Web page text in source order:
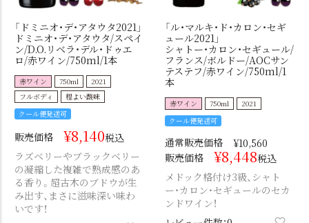
「ドミニオ・デ・アタウタ2021」
ドミニオ・デ・アタウタ/スペイ
ン/D.O.リベラ・デル・ドゥエ
ロ/赤ワイン/750ml/1本
赤ワイン 750ml
2021
フルボディ
程よい酸味
クール便発送可
販売価格 ¥8,140税込
ラズベリーやブラックベリー
の凝縮した複雑で熟成感のあ
る香り。超古木のブドウが生
み出す、まさに滋味深い味わ
いです！
「ル・マルキ・ド・カロン・セギ
ュール2021」
シャトー・カロン・セギュール/
フランス/ボルドー/AOCサン
テステフ/赤ワイン/750ml/1
本
赤ワイン 750ml
2021
クール便発送可
通常販売価格 ¥10,560
販売価格
¥8,448税込
メドック格付け3級、シャト
ー・カロン・セギュールのセカ
ンドワイン！